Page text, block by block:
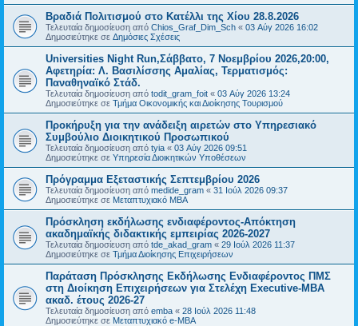
Βραδιά Πολιτισμού στο Κατέλλι της Χίου 28.8.2026
Τελευταία δημοσίευση από Chios_Graf_Dim_Sch « 03 Αύγ 2026 16:02
Δημοσιεύτηκε σε Δημόσιες Σχέσεις
Universities Night Run,Σάββατο, 7 Νοεμβρίου 2026,20:00,
Αφετηρία: Λ. Βασιλίσσης Αμαλίας, Τερματισμός:
Παναθηναϊκό Στάδ.
Τελευταία δημοσίευση από todit_gram_foit « 03 Αύγ 2026 13:24
Δημοσιεύτηκε σε Τμήμα Οικονομικής και Διοίκησης Τουρισμού
Προκήρυξη για την ανάδειξη αιρετών στο Υπηρεσιακό
Συμβούλιο Διοικητικού Προσωπικού
Τελευταία δημοσίευση από tyia « 03 Αύγ 2026 09:51
Δημοσιεύτηκε σε Υπηρεσία Διοικητικών Υποθέσεων
Πρόγραμμα Εξεταστικής Σεπτεμβρίου 2026
Τελευταία δημοσίευση από medide_gram « 31 Ιούλ 2026 09:37
Δημοσιεύτηκε σε Μεταπτυχιακό MBA
Πρόσκληση εκδήλωσης ενδιαφέροντος-Απόκτηση
ακαδημαϊκής διδακτικής εμπειρίας 2026-2027
Τελευταία δημοσίευση από tde_akad_gram « 29 Ιούλ 2026 11:37
Δημοσιεύτηκε σε Τμήμα Διοίκησης Επιχειρήσεων
Παράταση Πρόσκλησης Εκδήλωσης Ενδιαφέροντος ΠΜΣ
στη Διοίκηση Επιχειρήσεων για Στελέχη Executive-MBΑ
ακαδ. έτους 2026-27
Τελευταία δημοσίευση από emba « 28 Ιούλ 2026 11:48
Δημοσιεύτηκε σε Μεταπτυχιακό e-MBA